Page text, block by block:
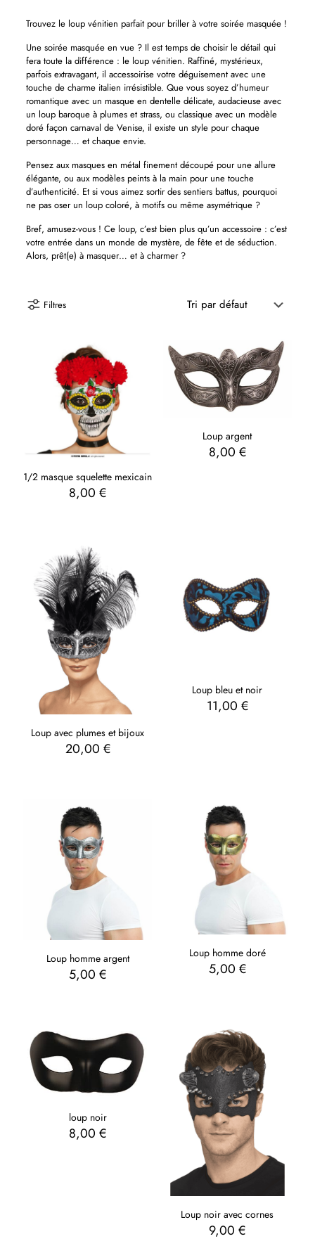
Trouvez le loup vénitien parfait pour briller à votre soirée masquée !
Une soirée masquée en vue ? Il est temps de choisir le détail qui
fera toute la différence : le loup vénitien. Raffiné, mystérieux,
parfois extravagant, il accessoirise votre déguisement avec une
touche de charme italien irrésistible. Que vous soyez d’humeur
romantique avec un masque en dentelle délicate, audacieuse avec
un loup baroque à plumes et strass, ou classique avec un modèle
doré façon carnaval de Venise, il existe un style pour chaque
personnage… et chaque envie.
Pensez aux masques en métal finement découpé pour une allure
élégante, ou aux modèles peints à la main pour une touche
d’authenticité. Et si vous aimez sortir des sentiers battus, pourquoi
ne pas oser un loup coloré, à motifs ou même asymétrique ?
Bref, amusez-vous ! Ce loup, c’est bien plus qu’un accessoire : c’est
votre entrée dans un monde de mystère, de fête et de séduction.
Alors, prêt(e) à masquer… et à charmer ?
Filtres
1/2 masque squelette mexicain
8,00€
Loup argent
8,00 €
Loup avec plumes et bijoux
20,00 €
Loup bleu et noir
11,00 €
Loup homme argent
5,00€
Loup homme doré
5,00 €
loup noir
8,00€
Loup noir avec cornes
9,00€